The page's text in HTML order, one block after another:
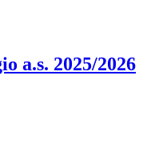
a.s. 2025/2026